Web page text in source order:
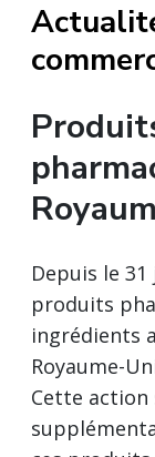
Depuis le
produits
ingrédients
Royaume-
Cette